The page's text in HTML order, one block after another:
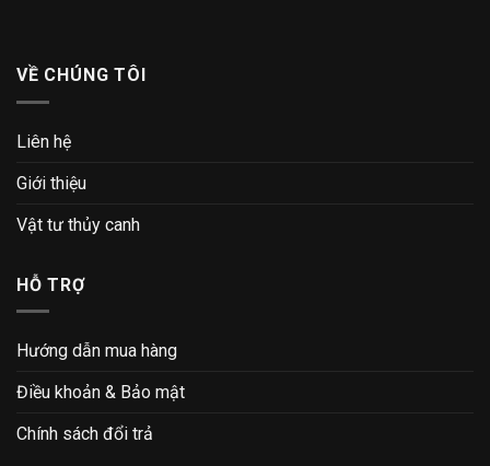
VỀ CHÚNG TÔI
Liên hệ
Giới thiệu
Vật tư thủy canh
HỖ TRỢ
Hướng dẫn mua hàng
Điều khoản & Bảo mật
Chính sách đổi trả